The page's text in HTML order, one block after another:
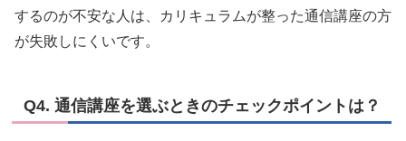
するのが不安な人は、カリキュラムが整った通信講座の方
が失敗しにくいです。
Q4. 通信講座を選ぶときのチェックポイントは？